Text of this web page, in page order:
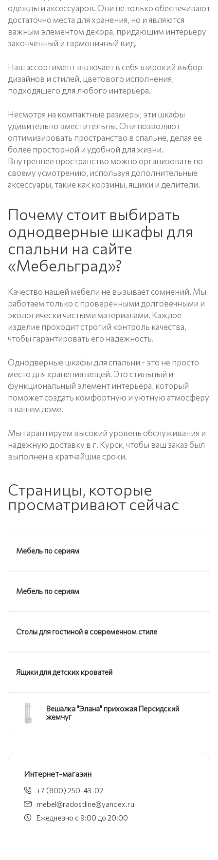
одежды и аксессуаров. Они не только обеспечивают
достаточно места для хранения, но и являются
важным элементом декора, придающим интерьеру
законченный и гармоничный вид.
Наш ассортимент включает в себя широкий выбор
дизайнов и стилей, цветового исполнения,
подходящего для любого интерьера.
Несмотря на компактные размеры, эти шкафы
удивительно вместительны. Они позволяют
оптимизировать пространство в спальне, делая ее
более просторной и удобной для жизни.
Внутреннее пространство можно организовать по
своему усмотрению, используя дополнительные
аксессуары, такие как корзины, ящики и делители.
Почему стоит выбирать
однодверные шкафы для
спальни на сайте
«Мебельград»?
Качество нашей мебели не вызывает сомнений. Мы
работаем только с проверенными долговечными и
экологически чистыми материалами. Каждое
изделие проходит строгий контроль качества,
чтобы гарантировать его надежность.
Однодверные шкафы для спальни - это не просто
место для хранения вещей. Это стильный и
функциональный элемент интерьера, который
поможет создать комфортную и уютную атмосферу
в вашем доме.
Мы гарантируем высокий уровень обслуживания и
надежную доставку в г. Курск, чтобы ваш заказ был
выполнен в кратчайшие сроки.
Страницы, которые
просматривают сейчас
Мебель по сериям
Мебель по сериям
Столы для гостиной в современном стиле
Ящики для детских кроватей
Вешалка "Элана" прихожая Персидский
жемчуг
Интернет-магазин
+7 (800) 250-43-02
mebel@radostline@yandex.ru
Ежедневно с 9:00 до 20:00